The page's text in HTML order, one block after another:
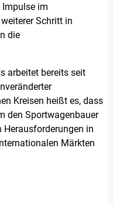
Impulse im
Schritt in
die
arbeitet bereits seit
Kreisen heißt es, dass
den Sportwagenbauer
in
Märkten